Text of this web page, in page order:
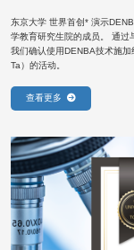
东京大学 世界首创* 演示
学教育研究生院的成员。 通过
我们确认使用DENBA技术施
Ta）的活动。
查看更多